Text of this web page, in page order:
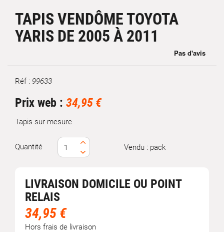
TAPIS VENDÔME TOYOTA
YARIS DE 2005 À 2011
Marque
Réf : 99633
Prix web : 34,95 €
Tapis sur-mesure
Quantité Vendu : pack
LIVRAISON DOMICILE OU POINT
RELAIS
34,95 €
Hors frais de livraison